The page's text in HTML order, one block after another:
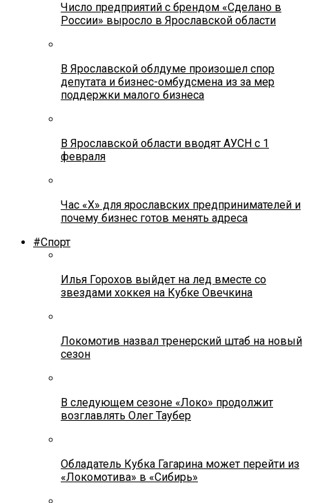
Число предприятий с брендом «Сделано в
России» выросло в Ярославской области
В Ярославской облдуме произошел спор
депутата и бизнес-омбудсмена из за мер
поддержки малого бизнеса
В Ярославской области вводят АУСН с 1
февраля
Час «Х» для ярославских предпринимателей и
почему бизнес готов менять адреса
#Спорт
Илья Горохов выйдет на лед вместе со
звездами хоккея на Кубке Овечкина
Локомотив назвал тренерский штаб на новый
сезон
В следующем сезоне «Локо» продолжит
возглавлять Олег Таубер
Обладатель Кубка Гагарина может перейти из
«Локомотива» в «Сибирь»